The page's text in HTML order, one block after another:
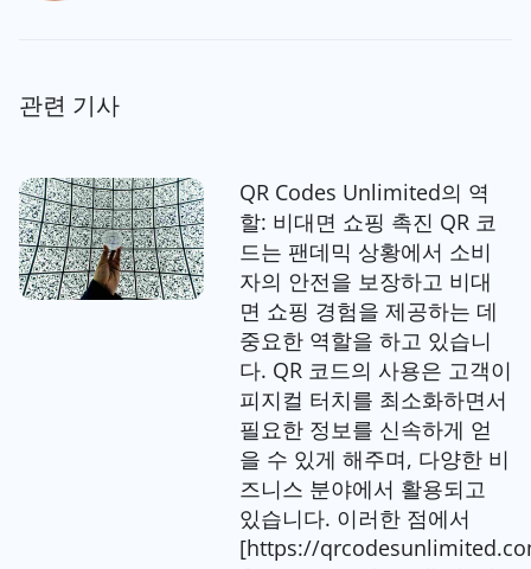
관련 기사
QR Codes Unlimited의 역
할: 비대면 쇼핑 촉진 QR 코
드는 팬데믹 상황에서 소비
자의 안전을 보장하고 비대
면 쇼핑 경험을 제공하는 데
중요한 역할을 하고 있습니
다. QR 코드의 사용은 고객이
피지컬 터치를 최소화하면서
필요한 정보를 신속하게 얻
을 수 있게 해주며, 다양한 비
즈니스 분야에서 활용되고
있습니다. 이러한 점에서
[https://